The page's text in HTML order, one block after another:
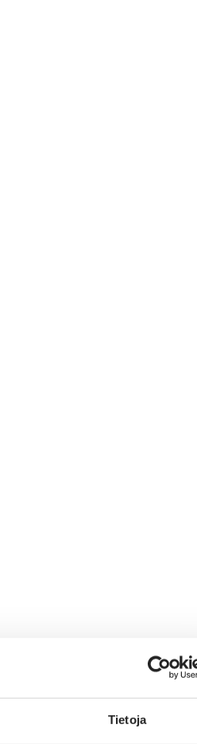
Tietoja